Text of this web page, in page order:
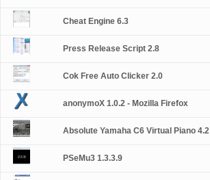
Cheat Engine 6.3
Press Release Script 2.8
Cok Free Auto Clicker 2.0
anonymoX 1.0.2 - Mozilla Firefox
Absolute Yamaha C6 Virtual Piano 4.2
PSeMu3 1.3.3.9